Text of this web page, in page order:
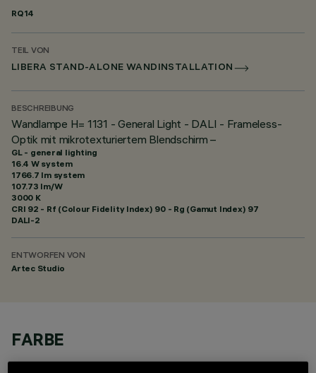
RQ14
TEIL VON
LIBERA STAND-ALONE WANDINSTALLATION
BESCHREIBUNG
Wandlampe H= 1131 - General Light - DALI - Frameless-
Optik mit mikrotexturiertem Blendschirm –
GL - general lighting
16.4 W system
1766.7 lm system
107.73 lm/W
3000 K
CRI 92 - Rf (Colour Fidelity Index) 90 - Rg (Gamut Index) 97
DALI-2
ENTWORFEN VON
Artec Studio
FARBE